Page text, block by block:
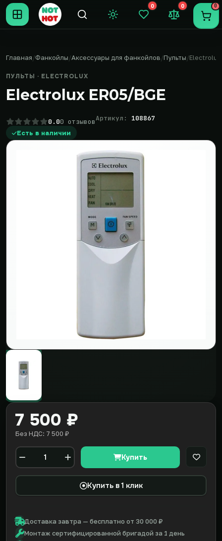
Темная тема
0
Закладки (0)
0
Сравнение
0
Главная Фанкойлы Аксессуары для фанкойлов Пульты Electrolux
ПУЛЬТЫ · ELECTROLUX
Electrolux ER05/BGE
0.00 отзывовАртикул: 108867
Есть в наличии
7 500 ₽
Без НДС: 7 500 ₽
Количество
Купить В
Купить в 1 клик
Доставка завтра — бесплатно от 30 000 ₽
Монтаж сертифицированной бригадой за 1 день